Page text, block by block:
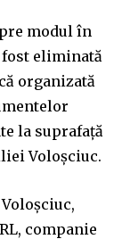
modul în
fost eliminată
organizată
la suprafață
Voloșciuc.
companie